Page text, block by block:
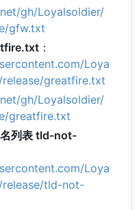
gh/Loyalsoldier/
gfw.txt
：
Loya
greatfire.txt
gh/Loyalsoldier/
greatfire.txt
名列表 tld-not-
Loya
release/tld-not-